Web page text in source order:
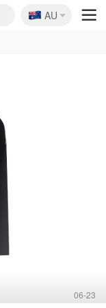
🇦🇺
AU
06-23